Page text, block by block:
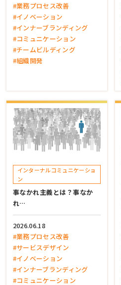
#業務プロセス改善
#イノベーション
#インナーブランディング
#コミュニケーション
#チームビルディング
#組織開発
インターナルコミュニケーショ
ン
事なかれ主義とは？事なか
れ…
2026.06.18
#業務プロセス改善
#サービスデザイン
#イノベーション
#インナーブランディング
#コミュニケーション